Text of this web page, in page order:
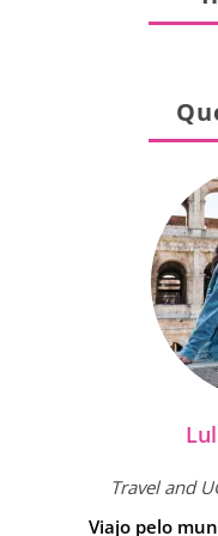
Travel and
Viajo pelo